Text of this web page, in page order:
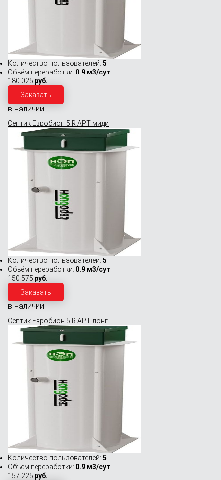
Количество пользователей: 5
Объём переработки: 0.9 м3/сут
180 025 руб.
Заказать
в наличии
Септик Евробион 5 R АРТ миди
Количество пользователей: 5
Объём переработки: 0.9 м3/сут
150 575 руб.
Заказать
в наличии
Септик Евробион 5 R АРТ лонг
Количество пользователей: 5
Объём переработки: 0.9 м3/сут
157 225 руб.